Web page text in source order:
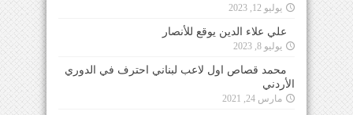
يوليو 12, 2023
علي علاء الدين يوقع للأنصار
يوليو 8, 2023
محمد قصاص اول لاعب لبناني احترف في الدوري
الأردني
مارس 24, 2021